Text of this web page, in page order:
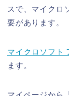
スで、マイクロ
要があります。
マイクロソフト
ます。